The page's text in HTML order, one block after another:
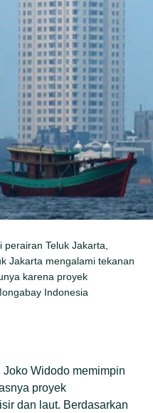
Teluk Jakarta,
Jakarta mengalami tekanan
karena proyek
Indonesia
Widodo memimpin
proyek
dan laut. Berdasarkan